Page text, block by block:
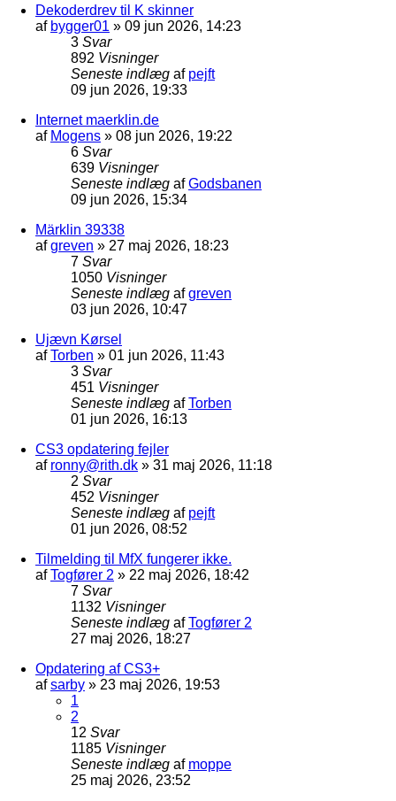
Dekoderdrev til K skinner
af bygger01 » 09 jun 2026, 14:23
3 Svar
892 Visninger
Seneste indlæg af pejft
09 jun 2026, 19:33
Internet maerklin.de
af Mogens » 08 jun 2026, 19:22
6 Svar
639 Visninger
Seneste indlæg afGodsbanen
09 jun 2026, 15:34
Märklin 39338
afgreven » 27 maj 2026, 18:23
7 Svar
1050 Visninger
Seneste indlæg afgreven
03 jun 2026, 10:47
Ujævn Kørsel
afTorben » 01 jun 2026, 11:43
3 Svar
451 Visninger
Seneste indlæg afTorben
01 jun 2026, 16:13
CS3 opdatering fejler
af ronny@rith.dk » 31 maj 2026, 11:18
2 Svar
452 Visninger
Seneste indlæg af pejft
01 jun 2026, 08:52
Tilmelding til MfX fungerer ikke.
afTogfører 2 » 22 maj 2026, 18:42
7 Svar
1132 Visninger
Seneste indlæg afTogfører 2
27 maj 2026, 18:27
Opdatering af CS3+
afsarby » 23 maj 2026, 19:53
1
2
12 Svar
1185 Visninger
Seneste indlæg af moppe
25 maj 2026, 23:52